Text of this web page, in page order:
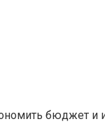
бюджет и